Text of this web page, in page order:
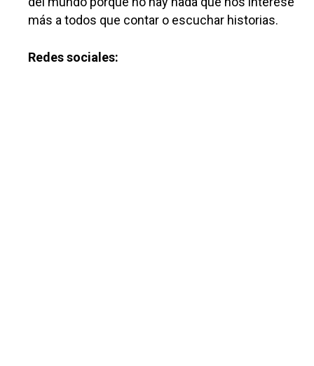
más a todos que contar o escuchar historias.
Redes sociales:
Toledo
Sanidad